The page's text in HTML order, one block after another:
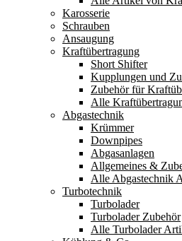
Karosserie
Schrauben
Ansaugung
Kraftübertragung
Short Shifter
Kupplungen und
Zubehör für
Alle
Abgastechnik
Krümmer
Downpipes
Abgasanlagen
Allgemeines &
Alle Abgastechnik
Turbotechnik
Turbolader
Turbolader Zubehör
Alle Turbolader